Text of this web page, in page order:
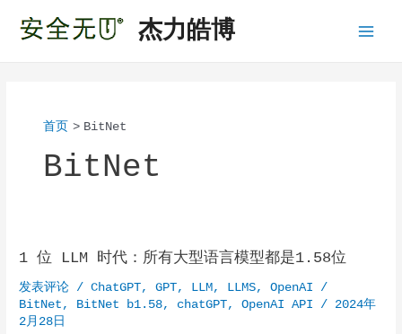
杰力皓博
首页 BitNet
BitNet
1 位 LLM 时代：所有大型语言模型都是1.58位
发表评论 /ChatGPT,GPT, LLM, LLMS,OpenAI /
BitNet , BitNet b1.58, chatGPT,OpenAI API / 2024年
2月28日